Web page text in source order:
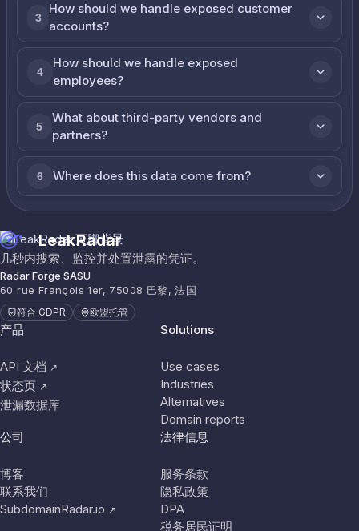
3
How should we handle exposed customer
accounts?
4
How should we handle exposed
employees?
5
What about third-party vendors and
partners?
6 Where does this data come from?
LeakRadar
几秒内搜索、监控并处置泄露的凭证。
Radar Forge SASU
60 rue François 1er, 75008 巴黎, 法国
符合 GDPR 欧盟托管
产品
API 文档 ↗
状态页 ↗
泄漏数据库
Solutions
Use cases
Industries
Alternatives
Domain reports
公司
博客
联系我们
SubdomainRadar.io ↗
法律信息
服务条款
隐私政策
DPA
税务居民证明